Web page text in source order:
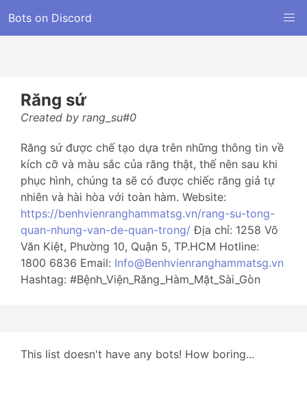
Bots on Discord
Răng sứ
Created by rang_su#0
Răng sứ được chế tạo dựa trên những thông tin về
kích cỡ và màu sắc của răng thật, thế nên sau khi
phục hình, chúng ta sẽ có được chiếc răng giả tự
nhiên và hài hòa với toàn hàm. Website:
https://benhvienranghammatsg.vn/rang-su-tong-
quan-nhung-van-de-quan-trong/ Địa chỉ: 1258 Võ
Văn Kiệt, Phường 10, Quận 5, TP.HCM Hotline:
1800 6836 Email: Info@Benhvienranghammatsg.vn
Hashtag: #Bệnh_Viện_Răng_Hàm_Mặt_Sài_Gòn
This list doesn't have any bots! How boring...